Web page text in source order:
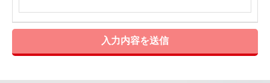
入力内容を送信